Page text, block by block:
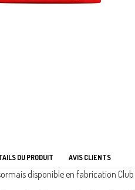
DU PRODUIT AVIS CLIENTS
disponible en fabrication Club